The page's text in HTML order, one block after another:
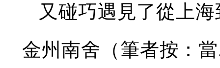
又碰巧遇見了從上
金州南舍（筆者按：